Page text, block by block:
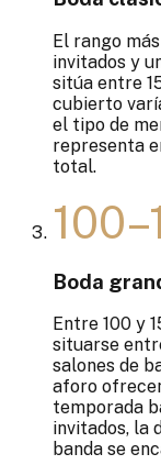
El rango
invitados y
sitúa entre
cubierto
el tipo de
representa
total.
Boda
Entre 100 y
situarse
salones de
aforo
temporada
invitados, la
banda se